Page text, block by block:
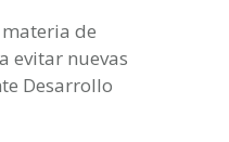
de
evitar nuevas
Desarrollo